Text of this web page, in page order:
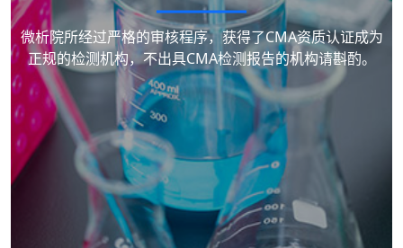
微析院所经过严格的审核程序，获得了CMA资质认证成为
正规的检测机构，不出具CMA检测报告的机构请斟酌。